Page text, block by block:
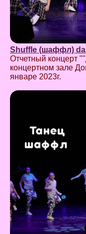
Shuffle (шаффл)
Отчетный концерт
концертном зале
январе 2023г.